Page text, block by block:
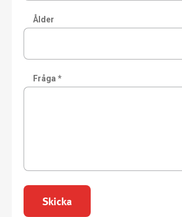
Ålder
Fråga *
Skicka